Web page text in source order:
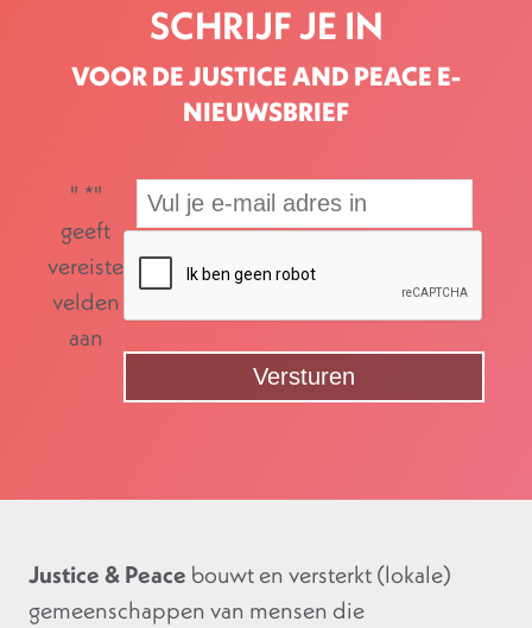
SCHRIJF JE IN
VOOR DE JUSTICE AND PEACE E-
NIEUWSBRIEF
" *"
geeft
vereiste
velden
aan
Justice & Peace bouwt en versterkt (lokale)
gemeenschappen van mensen die